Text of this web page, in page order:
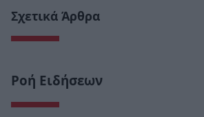
Σχετικά Άρθρα
Ροή Ειδήσεων